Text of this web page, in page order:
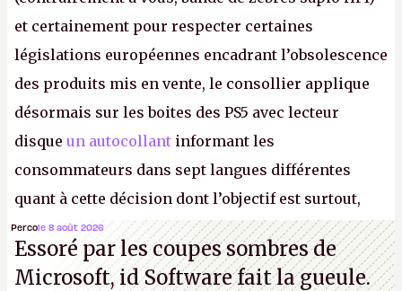
et certainement pour respecter certaines
législations européennes encadrant l’obsolescence
des produits mis en vente, le consollier applique
désormais sur les boites des PS5 avec lecteur
disque un autocollant informant les
consommateurs dans sept langues différentes
quant à cette décision dont l’objectif est surtout,
disons le, de faire grossir la marge de Sony et de
réduire le contrôle des joueurs sur les produits
culturels qu’ils achètent.K.
Percole 8 août 2026
Essoré par les coupes sombres de
Microsoft, id Software fait la gueule.